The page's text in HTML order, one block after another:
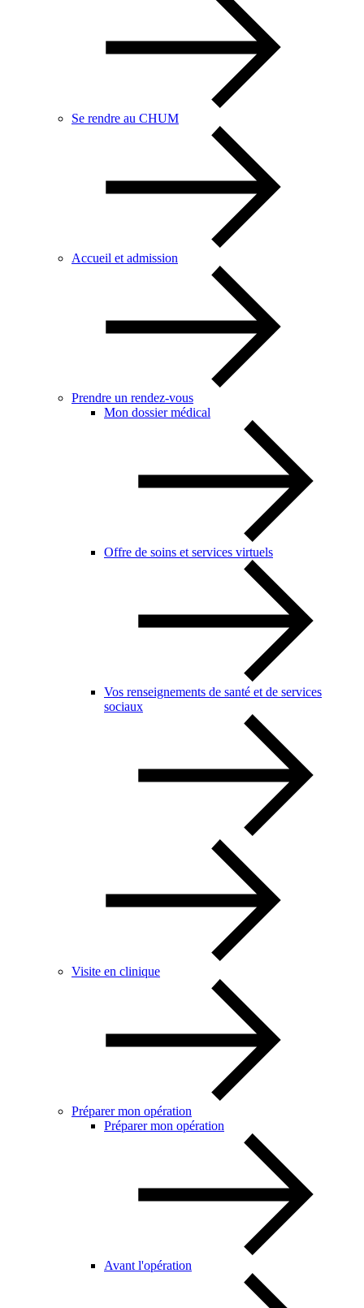
Se rendre au CHUM
Accueil et admission
Prendre un rendez-vous
Mon dossier médical
Offre de soins et services virtuels
Vos renseignements de santé et de services
sociaux
Visite en clinique
Préparer mon opération
Préparer mon opération
Avant l'opération